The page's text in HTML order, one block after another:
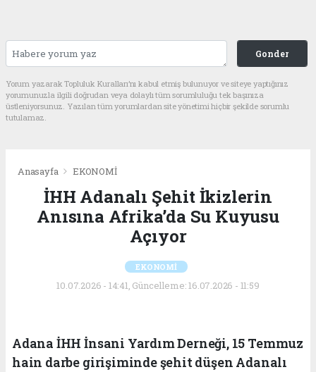
Gonder
Yorum yazarak Topluluk Kuralları’nı kabul etmiş bulunuyor ve siteye yaptığınız
yorumunuzla ilgili doğrudan veya dolaylı tüm sorumluluğu tek başınıza
üstleniyorsunuz. Yazılan tüm yorumlardan site yönetimi hiçbir şekilde sorumlu
tutulamaz.
Anasayfa EKONOMİ
İHH Adanalı Şehit İkizlerin
Anısına Afrika’da Su Kuyusu
Açıyor
EKONOMİ
10.07.2026 - 14:41, Güncelleme: 16.07.2026 - 11:59
Adana İHH İnsani Yardım Derneği, 15 Temmuz
hain darbe girişiminde şehit düşen Adanalı